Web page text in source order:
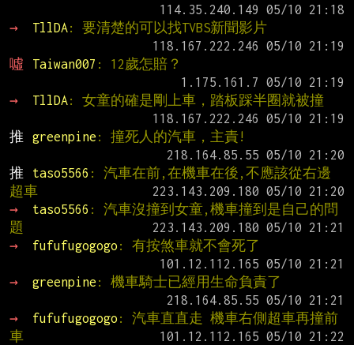
→
TllDA: 要清楚的可以找TVBS新聞影片
噓
Taiwan007 : 12歲怎賠？
→
TllDA: 女童的確是剛上車，踏板踩半圈就被撞
推
greenpine : 撞死人的汽車，主責!
推
taso5566 : 汽車在前,在機車在後,不應該從右邊
超車
→
taso5566 : 汽車沒撞到女童,機車撞到是自己的問
題
→
fufufugogogo : 有按煞車就不會死了
→
greenpine : 機車騎士已經用生命負責了
→
fufufugogogo : 汽車直直走 機車右側超車再撞前
車